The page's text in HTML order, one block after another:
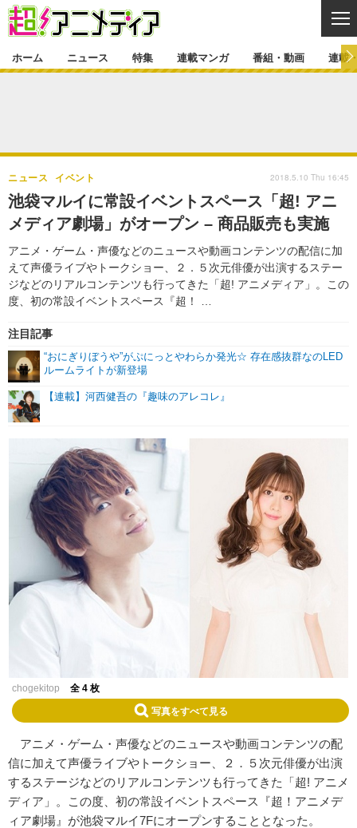
ゲーム・アプリ マンガ
グッズ イベント
声優 コスプレ
舞台 新帝スタ
特集一覧 カバー
ラキりす
連載マンガ
連載マンガ一覧 連載一覧
番組・動画
番組・動画一覧 ラジオ
動画
連載・ブログ
連載・ブログ一覧 コラム
編集部ブログ・お知らせ
ホーム ニュース 特集 連載マンガ 番組・動画 連載
池袋マルイに常設イベントスペース「超! アニ
メディア劇場」がオープン – 商品販売も実施
アニメ・ゲーム・声優などのニュースや動画コンテンツの配信に加
えて声優ライブやトークショー、２．５次元俳優が出演するステー
ジなどのリアルコンテンツも行ってきた「超! アニメディア」。この
度、初の常設イベントスペース『超！ …
ニュース イベント
注目記事
“おにぎりぼうや”がぷにっとやわらか発光☆ 存在感抜群なのLED
ルームライトが新登場
【連載】河西健吾の『趣味のアレコレ』
2018.5.10 Thu 16:45
chogekitop 全 4 枚
写真をすべて見る
アニメ・ゲーム・声優などのニュースや動画コンテンツの配
信に加えて声優ライブやトークショー、２．５次元俳優が出演
するステージなどのリアルコンテンツも行ってきた「超! アニメ
ディア」。この度、初の常設イベントスペース『超！アニメデ
ィア劇場』が池袋マルイ7Fにオープンすることとなった。